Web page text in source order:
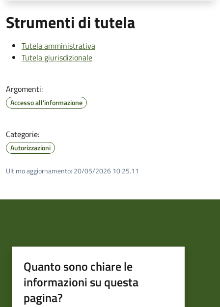
Strumenti di tutela
Tutela amministrativa
Tutela giurisdizionale
Argomenti:
Accesso all'informazione
Categorie:
Autorizzazioni
Ultimo aggiornamento: 20/05/2026 10:25.11
Quanto sono chiare le
informazioni su questa
pagina?